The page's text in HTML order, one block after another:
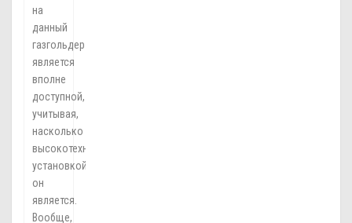
на
данный
газгольдер
является
вполне
доступной,
учитывая,
насколько
высокотехнологичной
установкой
он
является.
Вообще,